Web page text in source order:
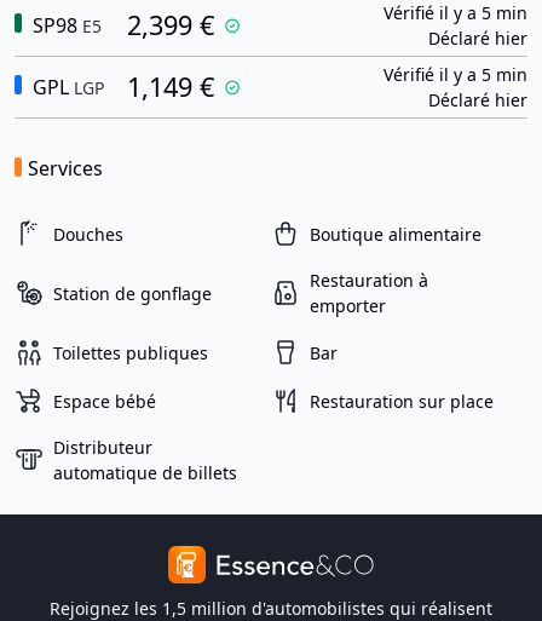
SP98 E5 2,399 €
Vérifié il y a 5 min
Déclaré hier
GPL LGP 1,149 €
Vérifié il y a 5 min
Déclaré hier
Services
Douches Boutique alimentaire
Station de gonflage
Restauration à
emporter
Toilettes publiques Bar
Espace bébé Restauration sur place
Distributeur
automatique de billets
Rejoignez les 1,5 million d'automobilistes qui réalisent